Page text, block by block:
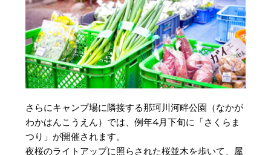
さらにキャンプ場に隣接する那珂川河畔公園（なかが
わかはんこうえん）では、例年4月下旬に「さくらま
つり」が開催されます。
夜桜のライトアップに照らされた桜並木を歩いて、屋